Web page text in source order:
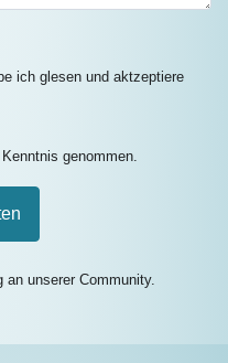
ich glesen und aktzeptiere
genommen.
an unserer Community.